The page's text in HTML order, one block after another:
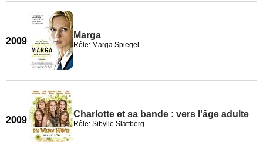
2009
Marga
Rôle: Marga Spiegel
2009
Charlotte et sa bande : vers l'âge adulte
Rôle: Sibylle Slättberg